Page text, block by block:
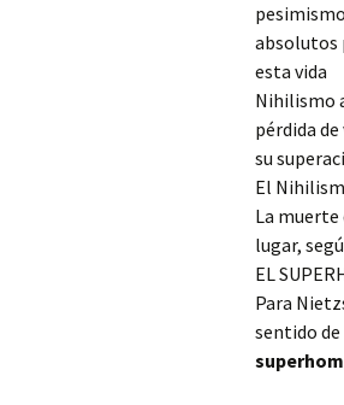
absolutos
esta vida
Nihilismo
pérdida
su
El
La muerte
lugar,
EL
Para
sentido